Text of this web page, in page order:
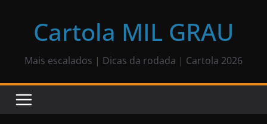
Cartola MIL GRAU
Mais escalados | Dicas da rodada | Cartola 2026